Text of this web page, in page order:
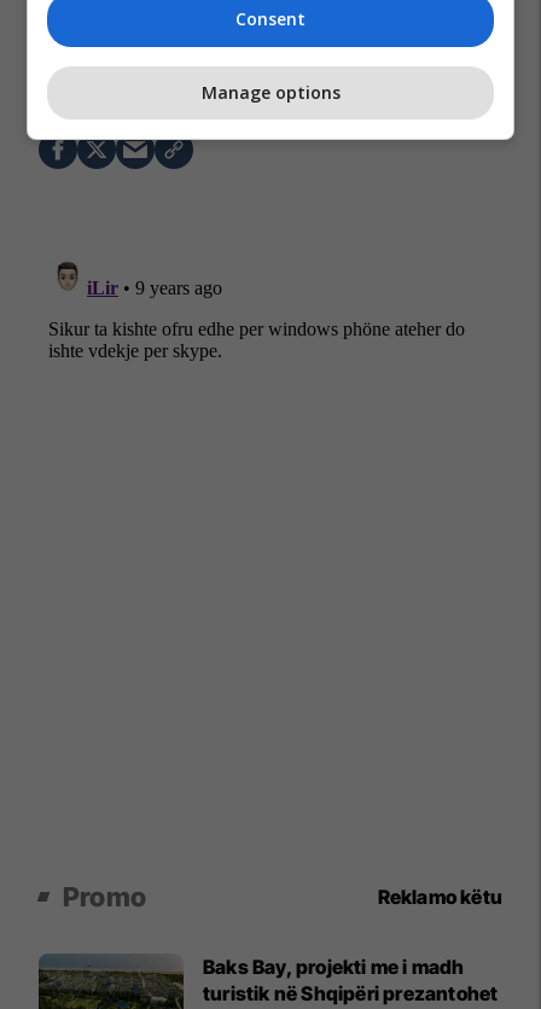
Promo Reklamo këtu
Baks Bay, projekti me i madh
turistik në Shqipëri prezantohet
Consent
Manage options